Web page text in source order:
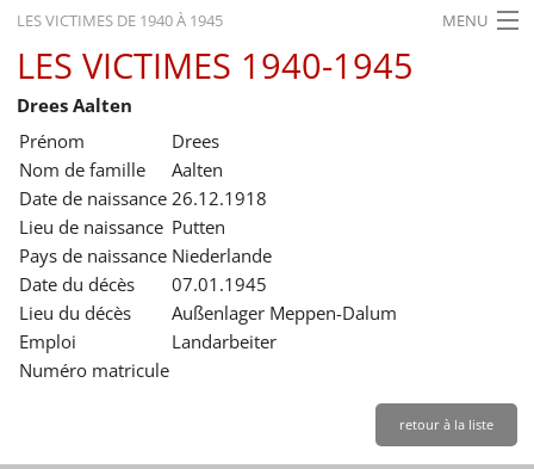
LES VICTIMES DE 1940 À 1945 MENU
ACCUEIL
ACTUALITÉS
EXPOSITIONS
HISTORIQUE
FORMATION
RECHERCHE
SERVICE
LES VICTIMES 1940-1945
Drees Aalten
Prénom
Drees
Nom de famille
Aalten
Date de naissance 26.12.1918
Lieu de naissance Putten
Pays de naissance Niederlande
Date du décès
07.01.1945
Lieu du décès
Außenlager Meppen-Dalum
Emploi
Landarbeiter
Numéro matricule
retour à la liste